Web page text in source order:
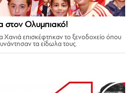
στον Ολυμπιακό!
Χανιά επισκέφτηκαν το ξενοδοχείο όπου
τα είδωλα τους.